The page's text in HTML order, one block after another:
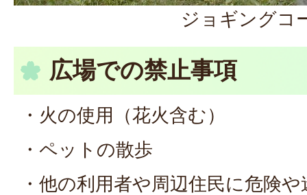
ジョギングコ
広場での禁止事項
・火の使用（花火含む）
・ペットの散歩
・他の利用者や周辺住民に危険